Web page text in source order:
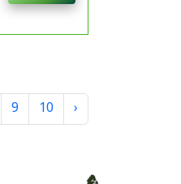
9 10 ›